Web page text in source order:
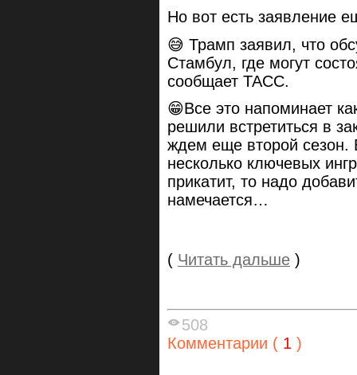
Но вот есть заявление
😅 Трамп заявил, что
Стамбул, где могут
сообщает ТАСС.
😁Все это напоминает
решили встретиться в
ждем еще второй сезон.
несколько ключевых
прикатит, то надо
намечается…
( Читать дальше )
508
Комментарии ( 1 )